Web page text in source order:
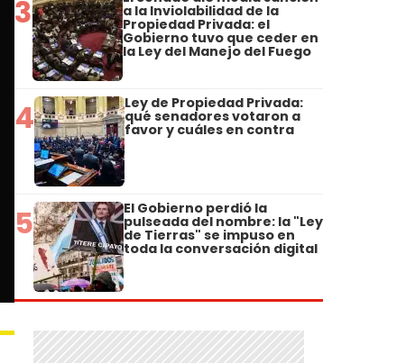
3 a la Inviolabilidad de la
Propiedad Privada: el
Gobierno tuvo que ceder en
la Ley del Manejo del Fuego
4 Ley de Propiedad Privada:
qué senadores votaron a
favor y cuáles en contra
5 El Gobierno perdió la
pulseada del nombre: la "Ley
de Tierras" se impuso en
toda la conversación digital